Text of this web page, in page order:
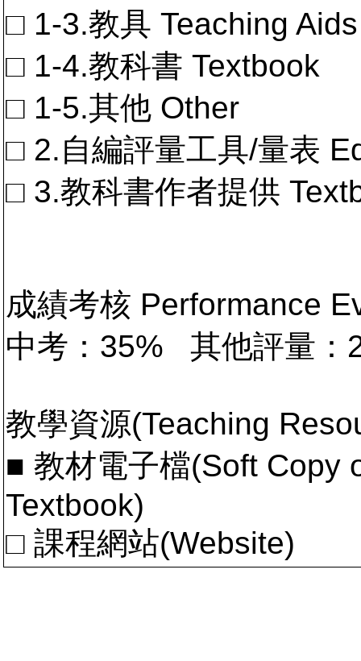
□ 1-3.教具 Teaching Aids
□ 1-4.教科書 Textbook
□ 1-5.其他 Other
□ 2.自編評量工具/量表
□ 3.教科書作者提供
成績考核 Performance
中考：35% 其他評量
教學資源(Teaching
■ 教材電子檔(Soft Copy
Textbook)
□ 課程網站(Website)